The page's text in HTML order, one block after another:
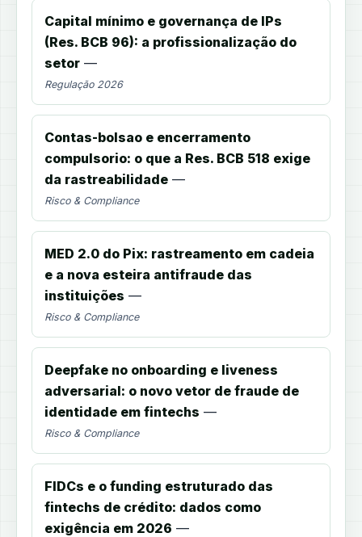
Capital mínimo e governança de IPs
(Res. BCB 96): a profissionalização do
setor —
Regulação 2026
Contas-bolsao e encerramento
compulsorio: o que a Res. BCB 518 exige
da rastreabilidade —
Risco & Compliance
MED 2.0 do Pix: rastreamento em cadeia
e a nova esteira antifraude das
instituições —
Risco & Compliance
Deepfake no onboarding e liveness
adversarial: o novo vetor de fraude de
identidade em fintechs —
Risco & Compliance
FIDCs e o funding estruturado das
fintechs de crédito: dados como
exigência em 2026 —